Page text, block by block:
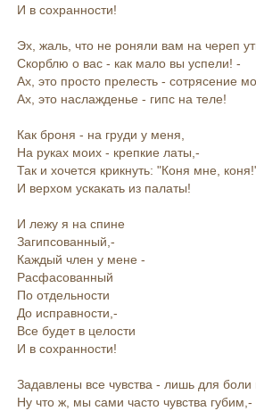
И в сохранности!
Эх, жаль, что не роняли вам на череп
Скорблю о вас - как мало вы успели! -
Ах, это просто прелесть - сотрясение
Ах, это наслажденье - гипс на теле!
Как броня - на груди у меня,
На руках моих - крепкие латы,-
Так и хочется крикнуть: "Коня мне,
И верхом ускакать из палаты!
И лежу я на спине
Загипсованный,-
Каждый член у мене -
Расфасованный
По отдельности
До исправности,-
Все будет в целости
И в сохранности!
Задавлены все чувства - лишь для боли
Ну что ж, мы сами часто чувства губим,-